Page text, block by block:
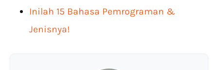
Inilah 15 Bahasa Pemrograman &
Jenisnya!